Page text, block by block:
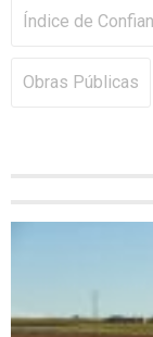
Índice de
Obras Públicas